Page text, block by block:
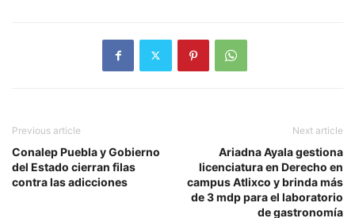
Previous article
Conalep Puebla y Gobierno
del Estado cierran filas
contra las adicciones
Next article
Ariadna Ayala gestiona
licenciatura en Derecho en
campus Atlixco y brinda más
de 3 mdp para el laboratorio
de gastronomía